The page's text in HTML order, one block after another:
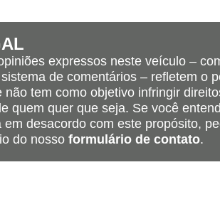
expressos neste veículo –
de comentários – refletem o
não tem como objetivo infringir
quem quer que seja. Se você
em desacordo com este propósito,
do nosso formulário de contato.